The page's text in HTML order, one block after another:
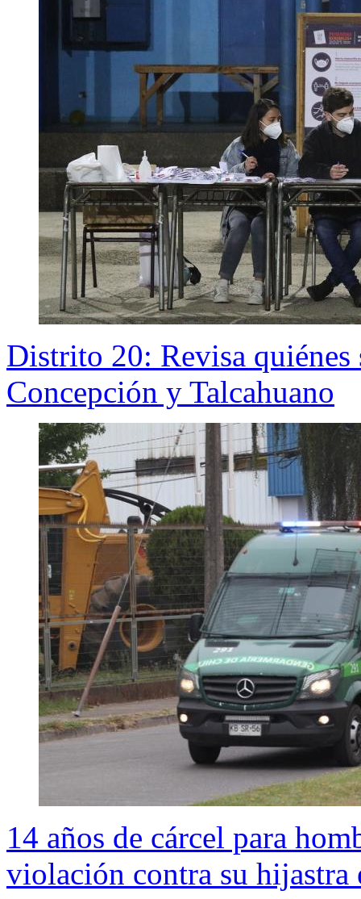
Distrito 20: Revisa
Concepción y Talcahuano
14 años de cárcel para
violación contra su hijastra